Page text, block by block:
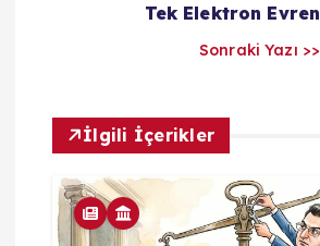
m
Tek Elektron Evren
Sonraki Yazı >>
İlgili İçerikler